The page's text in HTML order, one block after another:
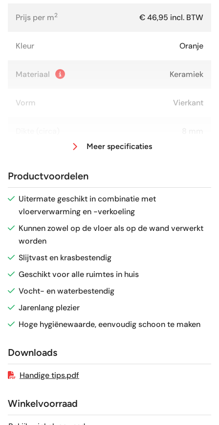
Prijs per m2 € 46,95 incl. BTW
Kleur Oranje
Materiaal Keramiek
Vorm Vierkant
Antislipwaarde R9
Glans / Mat
Gerectificeerd
Vorstbestendig
Sortering
Craquelé Nee
Geschikt voor vloerverwarming
Meer specificaties
Productvoordelen
Uitermate geschikt in combinatie met
vloerverwarming en -verkoeling
Kunnen zowel op de vloer als op de wand verwerkt
worden
Slijtvast en krasbestendig
Geschikt voor alle ruimtes in huis
Vocht- en waterbestendig
Jarenlang plezier
Hoge hygiënewaarde, eenvoudig schoon te maken
Downloads
Handige tips.pdf
Winkelvoorraad